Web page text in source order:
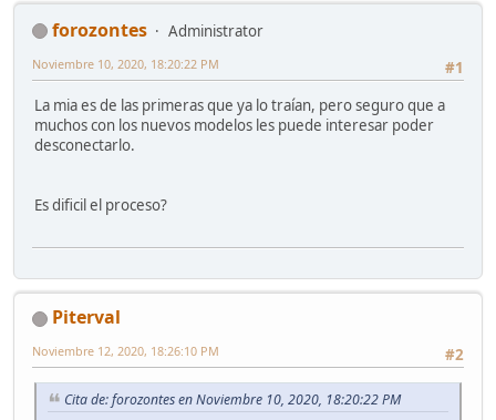
forozontes
Administrator
#1
Noviembre 10, 2020, 18:20:22 PM
La mia es de las primeras que ya lo traían, pero seguro que a
muchos con los nuevos modelos les puede interesar poder
desconectarlo.
Es dificil el proceso?
Piterval
#2
Noviembre 12, 2020, 18:26:10 PM
Cita de: forozontes en Noviembre 10, 2020, 18:20:22 PM